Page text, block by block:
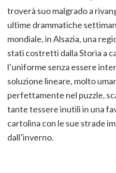
troverà suo malgrado a
ultime drammatiche
mondiale, in Alsazia, una
stati costretti dalla Storia a
l’uniforme senza essere
soluzione lineare, molto
perfettamente nel puzzle,
tante tessere inutili in una
cartolina con le sue strade
dall’inverno.